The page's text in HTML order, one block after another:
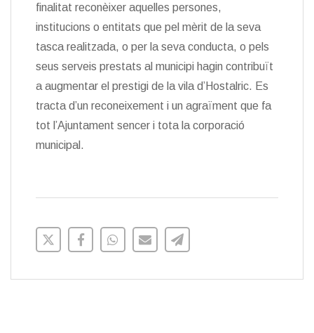
finalitat reconèixer aquelles persones,
institucions o entitats que pel mèrit de la seva
tasca realitzada, o per la seva conducta, o pels
seus serveis prestats al municipi hagin contribuït
a augmentar el prestigi de la vila d’Hostalric. Es
tracta d’un reconeixement i un agraïment que fa
tot l’Ajuntament sencer i tota la corporació
municipal.